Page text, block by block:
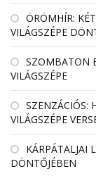
ÖRÖMHÍR:
VILÁGSZÉPE
SZOMBATON
VILÁGSZÉPE
SZENZÁCIÓS:
VILÁGSZÉPE
KÁRPÁTALJAI
DÖNTŐJÉBEN